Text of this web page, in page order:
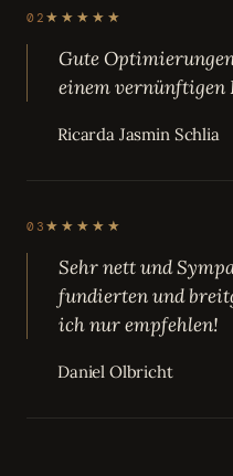
02 ★★★★★
Gute
einem vernünftigen
Ricarda Jasmin Schlia
03 ★★★★★
Sehr nett und
fundierten und
ich nur empfehlen!
Daniel Olbricht